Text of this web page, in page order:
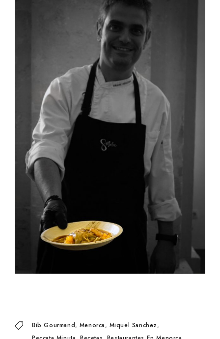
Bib Gourmand Menorca
Miquel Sanchez